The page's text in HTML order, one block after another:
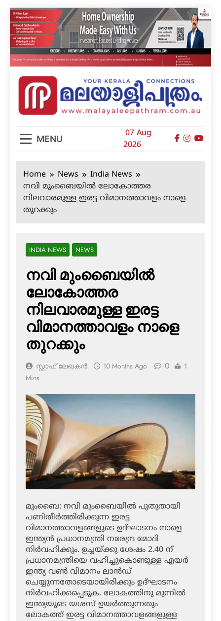
Skip
to
content
മലയാളിപത്രം
MENU
07 Aug
2026
Home News
India News
നവി മുംബൈയില്‍ ലോകോത്തര
നിലവാരമുള്ള ഇരട്ട വിമാനത്താവളം നാളെ
തുറക്കും
INDIA NEWS NEWS
നവി മുംബൈയില്‍
ലോകോത്തര
നിലവാരമുള്ള ഇരട്ട
വിമാനത്താവളം നാളെ
തുറക്കും
സ്റ്റാഫ് ലേഖകൻ 10 Months Ago 0
1
Mins
മുംബൈ: നവി മുംബൈയില്‍ പുതുതായി
പണിതീര്‍ത്തിരിക്കുന്ന ഇരട്ട
വിമാനത്താവളങ്ങളുടെ ഉദ്ഘാടനം നാളെ
ഇന്ത്യന്‍ പ്രധാനമന്ത്രി നരേന്ദ്ര മോദി
നിര്‍വഹിക്കും. ഉച്ചയ്ക്കു ശേഷം 2.40 ന്
പ്രധാനമന്ത്രിയെ വഹിച്ചുകൊണ്ടുള്ള എയര്‍
ഇന്ത്യ വണ്‍ വിമാനം ലാന്‍ഡ്
ചെയ്യുന്നതോടെയായിരിക്കും ഉദ്ഘാടനം
നിര്‍വഹിക്കപ്പെടുക. ലോകത്തിനു മുന്നില്‍
ഇന്ത്യയുടെ യശസ് ഉയര്‍ത്തുന്നതും
ലോകത്ത് ഇരട്ട വിമാനത്താവളങ്ങളുള്ള